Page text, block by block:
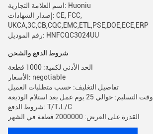
اسم العلامة التجارية: Huoniu
إصدار الشهادات: CE, FCC,
UKCA,3C,CB,CQC,EMC,ETL,PSE,DOE,ECE,ERP
رقم الموديل: HNFCQC3024UU
شروط الدفع والشحن
الحد الأدنى لكمية: 1000 قطعة
الأسعار: negotiable
تفاصيل التغليف: حسب متطلبات العميل
وقت التسليم: حوالي 25 يوم عمل بعد استلام الوديعة
شروط الدفع: T/T،L/C
القدرة على العرض: 2000000 قطعة في الشهر